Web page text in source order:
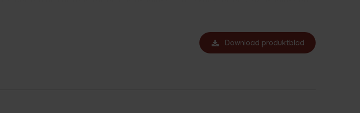
tilbyder vi et udvalg af farver at vælge imellem. Vælg din yndlingsfarve
På den måde kan du opretholde en stilfuld og mere overskuelig
Download produktblad